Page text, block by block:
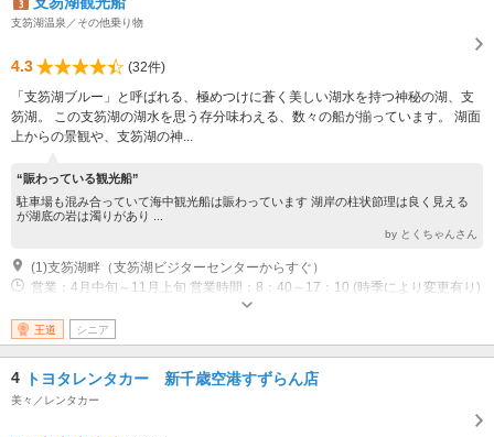
支笏湖温泉／その他乗り物
4.3
(32件)
「支笏湖ブルー」と呼ばれる、極めつけに蒼く美しい湖水を持つ神秘の湖、支
笏湖。 この支笏湖の湖水を思う存分味わえる、数々の船が揃っています。 湖面
上からの景観や、支笏湖の神...
“賑わっている観光船”
駐車場も混み合っていて海中観光船は賑わっています 湖岸の柱状節理は良く見える
が湖底の岩は濁りがあり ...
by とくちゃんさん
(1)支笏湖畔（支笏湖ビジターセンターからすぐ）
営業：4月中旬～11月上旬 営業時間：8：40～17：10 (時季により変更有り)
王道 シニア
4 トヨタレンタカー 新千歳空港すずらん店
美々／レンタカー